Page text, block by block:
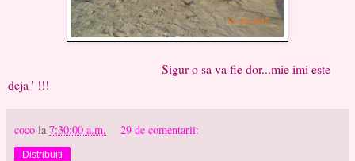
Sigur o sa va fie dor...mie imi este
deja ' !!!
coco la 7:30:00 a.m. 29 de comentarii:
Distribuiți